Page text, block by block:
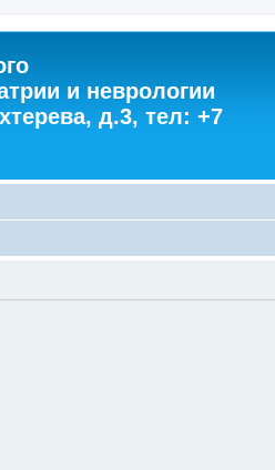
и неврологии
д.3, тел: +7